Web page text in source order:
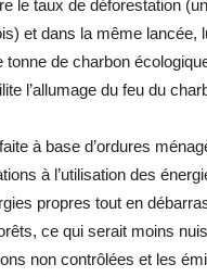
le taux de déforestation
et dans la même lancée,
de charbon
l’allumage du feu du
à base d’ordures
à l’utilisation des
propres tout en
ce qui serait moins
non contrôlées et les